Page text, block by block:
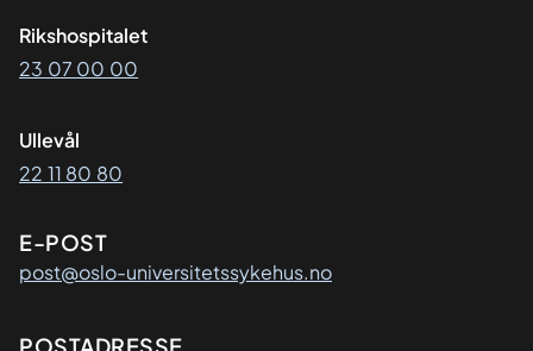
Rikshospitalet
23 07 00 00
Ullevål
22 11 80 80
E-POST
post@oslo-universitetssykehus.no